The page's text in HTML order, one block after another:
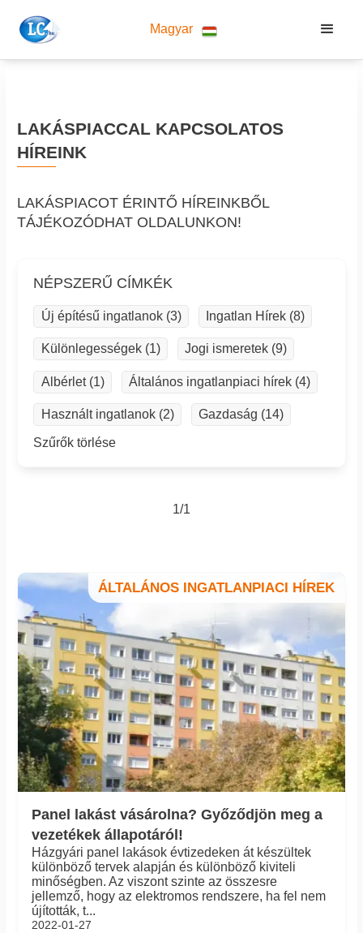
Magyar
LAKÁSPIACCAL KAPCSOLATOS
HÍREINK
LAKÁSPIACOT ÉRINTŐ HÍREINKBŐL
TÁJÉKOZÓDHAT OLDALUNKON!
1/1
ÁLTALÁNOS INGATLANPIACI HÍREK
Panel lakást vásárolna? Győződjön meg a
vezetékek állapotáról!
Házgyári panel lakások évtizedeken át készültek
különböző tervek alapján és különböző kiviteli
minőségben. Az viszont szinte az összesre
jellemző, hogy az elektromos rendszere, ha fel nem
újították, t...
2022-01-27
NÉPSZERŰ CÍMKÉK
Új építésű ingatlanok (3) Ingatlan Hírek (8)
Különlegességek (1) Jogi ismeretek (9)
Albérlet (1) Általános ingatlanpiaci hírek (4)
Használt ingatlanok (2) Gazdaság (14)
Szűrők törlése